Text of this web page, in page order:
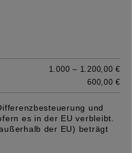
1.000 – 1.200,00 €
600,00 €
und
es in der EU verbleibt.
der EU) beträgt